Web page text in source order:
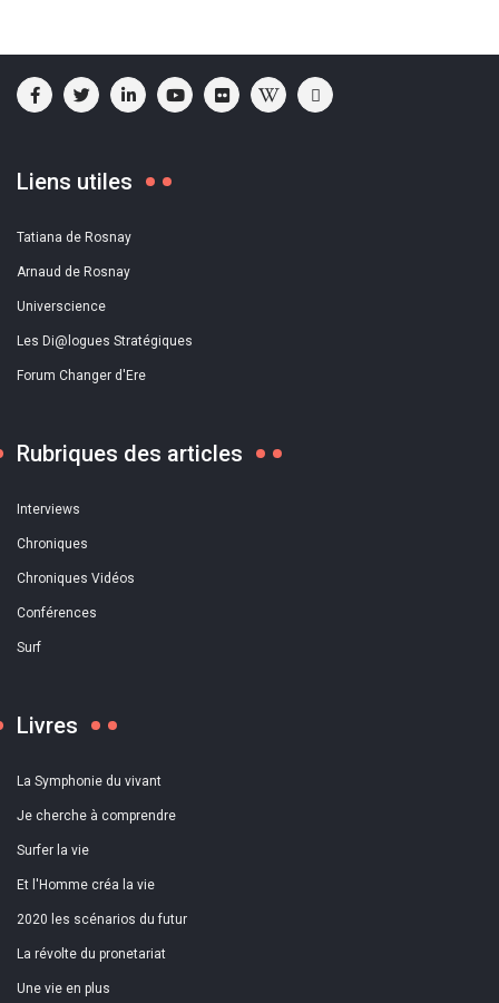
Liens utiles
Tatiana de Rosnay
Arnaud de Rosnay
Universcience
Les Di@logues Stratégiques
Forum Changer d'Ere
Rubriques des articles
Interviews
Chroniques
Chroniques Vidéos
Conférences
Surf
Livres
La Symphonie du vivant
Je cherche à comprendre
Surfer la vie
Et l'Homme créa la vie
2020 les scénarios du futur
La révolte du pronetariat
Une vie en plus